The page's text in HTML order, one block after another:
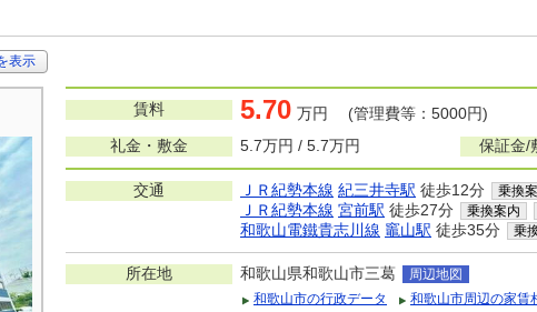
表示
賃料 5.70 万円 (管理費等：5000円)
礼金・敷金
5.7万円 / 5.7万円 保証金/
交通 ＪＲ紀勢本線 紀三井寺駅 徒歩12分 乗換
ＪＲ紀勢本線 宮前駅 徒歩27分 乗換案内
和歌山電鐵貴志川線 竈山駅 徒歩35分 乗
所在地 和歌山県和歌山市三葛
周辺地図
和歌山市の行政データ
和歌山市周辺の家賃